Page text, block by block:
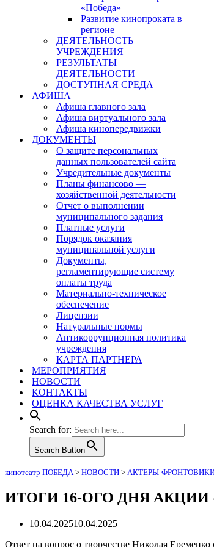
«Победа»
Развитие кинопроката в
регионе
ДЕЯТЕЛЬНОСТЬ
УЧРЕЖДЕНИЯ
РЕЗУЛЬТАТЫ
ДЕЯТЕЛЬНОСТИ
ДОСТУПНАЯ СРЕДА
АФИША
Афиша главного зала
Афиша виртуального зала
Афиша кинопередвижки
ДОКУМЕНТЫ
О защите персональных
данных пользователей сайта
Учредительные документы
Планы финансово —
хозяйственной деятельности
Отчет о выполнении
муниципального задания
Платные услуги
Порядок оказания
муниципальной услуги
Документы,
регламентирующие систему
оплаты труда
Материально-техническое
обеспечение
Лицензии
Натуральные нормы
Антикоррупционная политика
учреждения
КАРТА ПАРТНЕРА
МЕРОПРИЯТИЯ
НОВОСТИ
КОНТАКТЫ
ОЦЕНКА КАЧЕСТВА УСЛУГ
Search for:
Search Button
кинотеатр ПОБЕДА> НОВОСТИ > АКТЕРЫ-
ИТОГИ 16-ОГО ДНЯ
10.04.202510.04.2025
Ответ на вопрос о творчестве Николая